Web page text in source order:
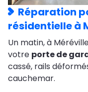
Réparation
résidentielle à
Un matin, à
votre porte de
cassé, rails
cauchemar.